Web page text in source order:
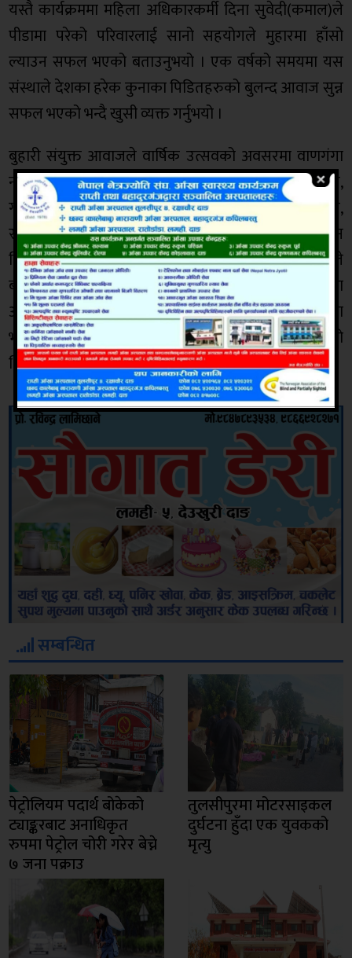
यस्तै कार्यक्रममा महिला अधिकारकर्मी दिना सुवेदी(कमाल)ले
पीडामा परेको परिवारलाई सानो सहयोगले मुहारमा हाँसो
ल्याउन सफल भएको बताउनुभयो । एक वर्षको समयमा यस
संस्थाले देशका हरेक कुनाका पिडितहरुको बुलन्द आवाज सुन्न
सफल भएको भन्दै खुसी व्यक्त गर्नुभयो ।
बुहारी संयुक्त आवाजले वार्षिक उत्सवको अवसरमा वाणगंगा
नगरपालिकाको बैजलपुर र वडा नं ८ मा रहेका अति विपन्न,
गरिव तथा एकल महिलाहरुलाई चामल, नुन, तेल, दाल,
स्वाबिन, लगायत कोरोनाबाट बच्नको लागि मास्क, साबुन
वितरण गरेको प्रेस सल्लाहकार भगवती न्यौपानेले
बताउनुभएको छ । कार्यक्रममा जिल्ला संयोजक चन्द्रा
अर्यालको अध्यक्षता,उपाध्यक्ष सुष्मा खाँणको स्वागत मन्तव्यमा
भएको कार्यक्रमको संचालन सचिव अन्जु बन्जाडेले गर्नु भएको
थियो ।
सम्बन्धित
पेट्रोलियम पदार्थ बोकेको
ट्याङ्करबाट अनाधिकृत
रुपमा पेट्रोल चोरी गरेर बेच्ने
७ जना पक्राउ
तुलसीपुरमा मोटरसाइकल
दुर्घटना हुँदा एक युवकको
मृत्यु